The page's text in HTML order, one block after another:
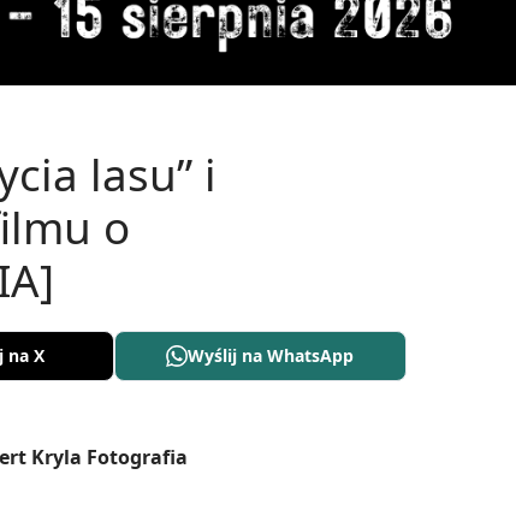
lasu” i
o
na X Wyślij na WhatsApp